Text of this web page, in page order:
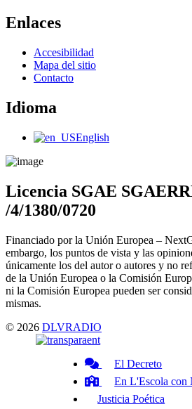
Enlaces
Main
Menu
Accesibilidad
Mapa del sitio
Contacto
Idioma
Main
English
Licencia SGAE
/4/1380/0720
Financiado por la Unión Europea –
embargo, los puntos de vista y las
únicamente los del autor o autores y no
de la Unión Europea o la Comisión
ni la Comisión Europea pueden ser
mismas.
© 2026 DLVRADIO
El Decreto
En L'Escola con
Justicia Poética